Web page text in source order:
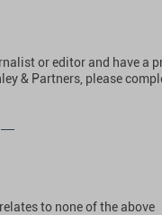
or editor and have a
& Partners, please
to none of the above